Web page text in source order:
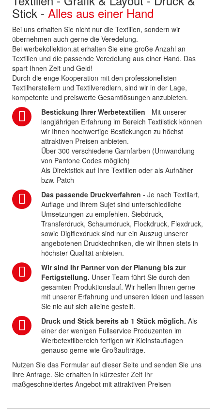
Stick - Alles aus einer Hand
Bei uns erhalten Sie nicht nur die Textilien, sondern wir
übernehmen auch gerne die Veredelung.
Bei werbekollektion.at erhalten Sie eine große Anzahl an
Textilien und die passende Veredelung aus einer Hand. Das
spart Ihnen Zeit und Geld!
Durch die enge Kooperation mit den professionellsten
Textilherstellern und Textilveredlern, sind wir in der Lage,
kompetente und preiswerte Gesamtlösungen anzubieten.
Bestickung Ihrer Werbetextilien - Mit unserer
langjährigen Erfahrung im Bereich Textilstick können
wir Ihnen hochwertige Bestickungen zu höchst
attraktiven Preisen anbieten.
Über 300 verschiedene Garnfarben (Umwandlung
von Pantone Codes möglich)
Als Direktstick auf Ihre Textilien oder als Aufnäher
bzw. Patch
Das passende Druckverfahren - Je nach Textilart,
Auflage und Ihrem Sujet sind unterschiedliche
Umsetzungen zu empfehlen. Siebdruck,
Transferdruck, Schaumdruck, Flockdruck, Flexdruck,
sowie Digiflexdruck sind nur ein Auszug unserer
angebotenen Drucktechniken, die wir Ihnen stets in
höchster Qualität anbieten.
Wir sind Ihr Partner von der Planung bis zur
Fertigstellung. Unser Team führt Sie durch den
gesamten Produktionslauf. Wir helfen Ihnen gerne
mit unserer Erfahrung und unseren Ideen und lassen
Sie nie auf sich alleine gestellt.
Druck und Stick bereits ab 1 Stück möglich. Als
einer der wenigen Fullservice Produzenten im
Werbetextilbereich fertigen wir Kleinstauflagen
genauso gerne wie Großaufträge.
Nutzen Sie das Formular auf dieser Seite und senden Sie uns
Ihre Anfrage. Sie erhalten in kürzester Zeit Ihr
maßgeschneidertes Angebot mit attraktiven Preisen